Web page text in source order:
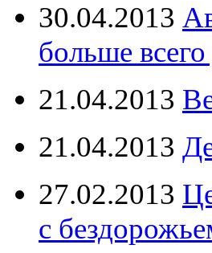
30.04.2013
больше
21.04.2013
21.04.2013
27.02.2013
с